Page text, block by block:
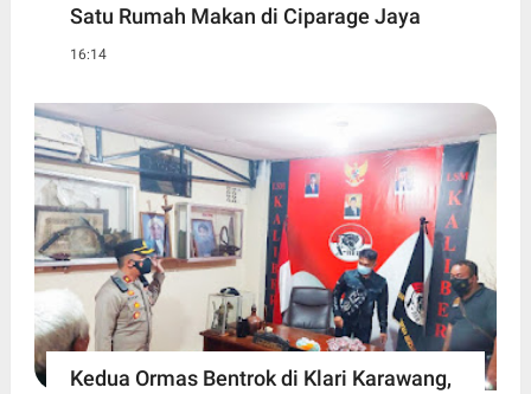
Satu Rumah Makan di Ciparage Jaya
16:14
Kedua Ormas Bentrok di Klari Karawang,